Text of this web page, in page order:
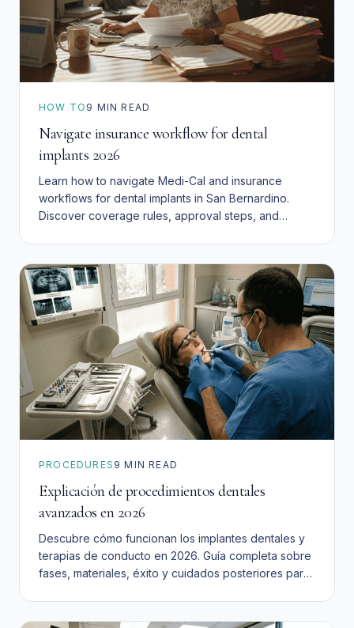
HOW TO 9 MIN READ
Navigate insurance workflow for dental
implants 2026
Learn how to navigate Medi-Cal and insurance
workflows for dental implants in San Bernardino.
Discover coverage rules, approval steps, and
PROCEDURES 9 MIN READ
Explicación de procedimientos dentales
avanzados en 2026
Descubre cómo funcionan los implantes dentales y
terapias de conducto en 2026. Guía completa sobre
fases, materiales, éxito y cuidados posteriores para